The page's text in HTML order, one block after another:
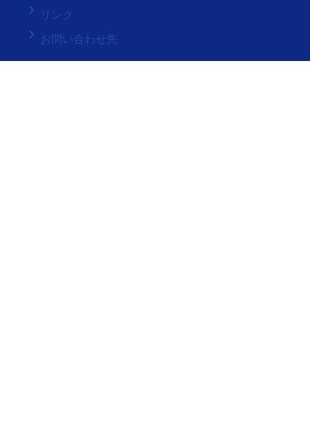
keyboard_arrow_right リンク
keyboard_arrow_right お問い合わせ先